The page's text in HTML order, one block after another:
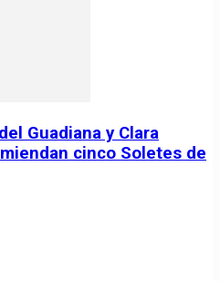
Guadiana y Clara
cinco Soletes de